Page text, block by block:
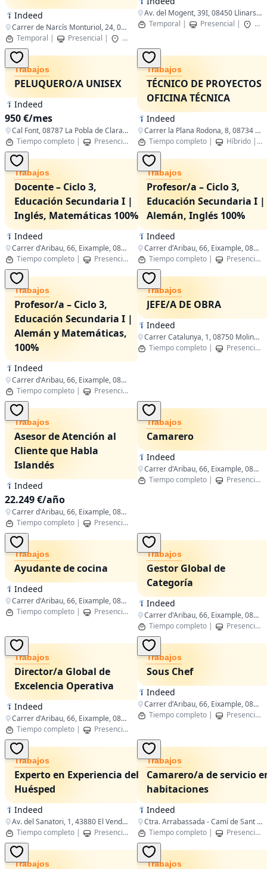
Indeed
Carrer de Narcís Monturiol, 24, 08960 Sant Just Desvern, Barcelona, Spain
Temporal | Presencial | Sant Just Desvern,Catalunya
Av. del Mogent, 39I, 08450 Llinars del Vallès, Barcelona, España
Temporal | Presencial |
Trabajos
PELUQUERO/A UNISEX
Indeed
950 €/mes
Cal Font, 08787 La Pobla de Claramunt, Barcelona, España
Tiempo completo | Presencial La Pobla de Claramunt,Cataluña
Trabajos
TÉCNICO DE PROYECTOS
OFICINA TÉCNICA
Indeed
Carrer la Plana Rodona, 8, 08734 Sant Miquel d'Olèrdola, Barcelona, Spain
Tiempo completo | Híbrido |
Trabajos
Docente – Ciclo 3,
Educación Secundaria I |
Inglés, Matemáticas 100%
Indeed
Carrer d'Aribau, 66, Eixample, 08011 Barcelona, Spain
Tiempo completo | Presencial Barcelona,Catalunya
Trabajos
Profesor/a – Ciclo 3,
Educación Secundaria I |
Alemán, Inglés 100%
Indeed
Carrer d'Aribau, 66, Eixample, 08011 Barcelona, Spain
Tiempo completo | Presencial
Trabajos
Profesor/a – Ciclo 3,
Educación Secundaria I |
Alemán y Matemáticas,
100%
Indeed
Carrer d'Aribau, 66, Eixample, 08011 Barcelona, España
Tiempo completo | Presencial
Trabajos
JEFE/A DE OBRA
Indeed
Carrer Catalunya, 1, 08750 Molins de Rei, Barcelona, Spain
Tiempo completo | Presencial
Trabajos
Asesor de Atención al
Cliente que Habla
Islandés
Indeed
22.249 €/año
Carrer d'Aribau, 66, Eixample, 08011 Barcelona, Spain
Tiempo completo | Presencial
Trabajos
Camarero
Indeed
Carrer d'Aribau, 66, Eixample, 08011 Barcelona, Spain
Tiempo completo | Presencial
Trabajos
Ayudante de cocina
Indeed
Carrer d'Aribau, 66, Eixample, 08011 Barcelona, Spain
Tiempo completo | Presencial Barcelona,Catalunya
Trabajos
Gestor Global de
Categoría
Indeed
Carrer d'Aribau, 66, Eixample, 08011 Barcelona, España
Tiempo completo | Presencial
Trabajos
Director/a Global de
Excelencia Operativa
Indeed
Carrer d'Aribau, 66, Eixample, 08011 Barcelona, Spain
Tiempo completo | Presencial
Trabajos
Sous Chef
Indeed
Carrer d'Aribau, 66, Eixample, 08011 Barcelona, Spain
Tiempo completo | Presencial
Trabajos
Experto en Experiencia del
Huésped
Indeed
Av. del Sanatori, 1, 43880 El Vendrell, Tarragona, España
Tiempo completo | Presencial El Vendrell,Catalunya
Trabajos
Camarero/a de servicio
habitaciones
Indeed
Ctra. Arrabassada - Camí de Sant Medir, 08196, Barcelona, España
Tiempo completo | Presencial
Trabajos Trabajos